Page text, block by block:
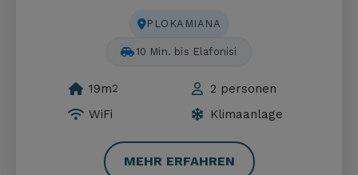
PLOKAMIANA
75 Min. bis Balos
19m2
2 personen
WiFi
Klimaanlage
MEHR ERFAHREN